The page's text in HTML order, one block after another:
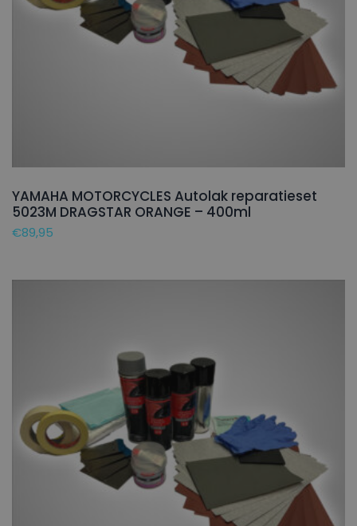
YAMAHA MOTORCYCLES Autolak reparatieset
5023M DRAGSTAR ORANGE – 400ml
€89,95